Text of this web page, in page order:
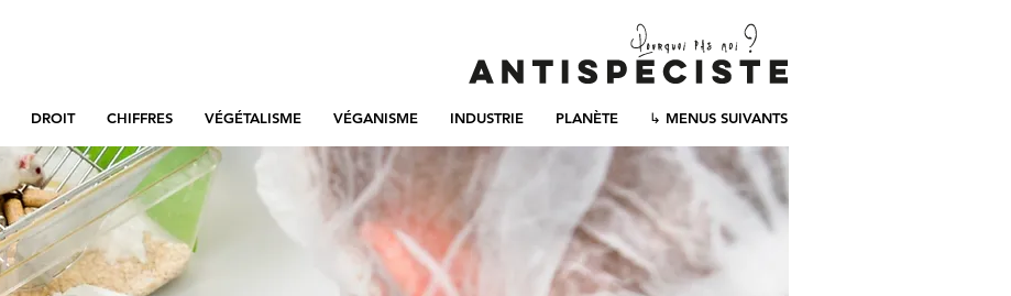
DROIT CHIFFRES VÉGÉTALISME VÉGANISME INDUSTRIE PLANÈTE ↳ MENUS SUIVANTS